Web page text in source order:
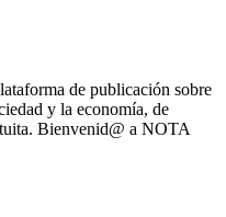
de publicación sobre
y la economía, de
Bienvenid@ a NOTA